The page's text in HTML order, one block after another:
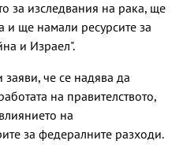
за изследвания на рака, ще
и ще намали ресурсите за
и Израел".
че се надява да
на правителството,
на
за федералните разходи.